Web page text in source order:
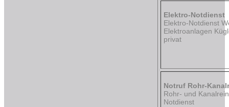
Elektro-Notdienst
Elektro-Notdienst
Elektroanlagen
privat
Notruf Rohr-
Rohr- und
Notdienst